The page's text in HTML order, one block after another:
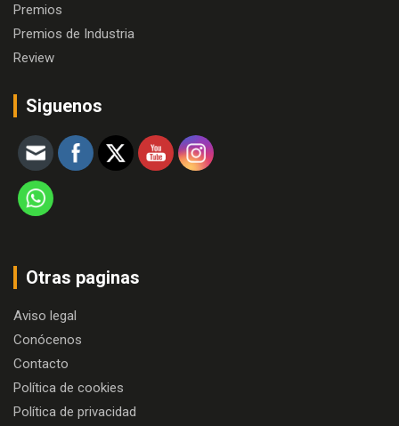
Premios
Premios de Industria
Review
Siguenos
Otras paginas
Aviso legal
Conócenos
Contacto
Política de cookies
Política de privacidad